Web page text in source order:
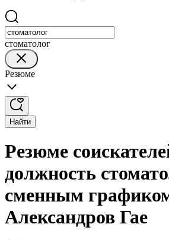
стоматолог
Резюме
Найти
Резюме
должность
сменным
Александров Гае